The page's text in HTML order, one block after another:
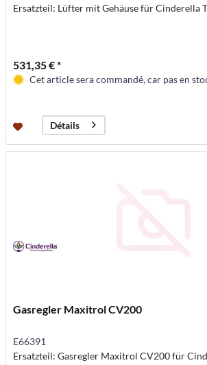
Ersatzteil: Lüfter mit Gehäuse für Cinderella
531,35 € *
Cet article sera commandé, car pas en
Détails
Gasregler Maxitrol CV200
E66391
Ersatzteil: Gasregler Maxitrol CV200 für